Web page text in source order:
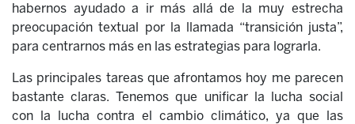
habernos ayudado a ir más allá de la muy estrecha
preocupación textual por la llamada “transición justa”,
para centrarnos más en las estrategias para lograrla.
Las principales tareas que afrontamos hoy me parecen
bastante claras. Tenemos que unificar la lucha social
con la lucha contra el cambio climático, ya que las